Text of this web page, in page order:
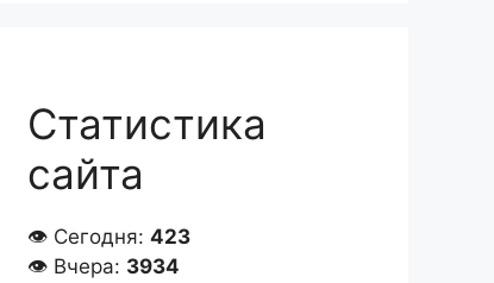
Статистика
сайта
👁 Сегодня: 423
👁 Вчера: 3934